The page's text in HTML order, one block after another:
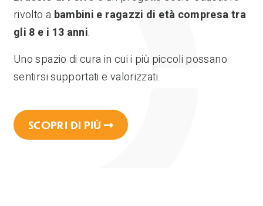
rivolto a bambini e ragazzi di età compresa tra
gli 8 e i 13 anni.
Uno spazio di cura in cui i più piccoli possano
sentirsi supportati e valorizzati.
SCOPRI DI PIÙ